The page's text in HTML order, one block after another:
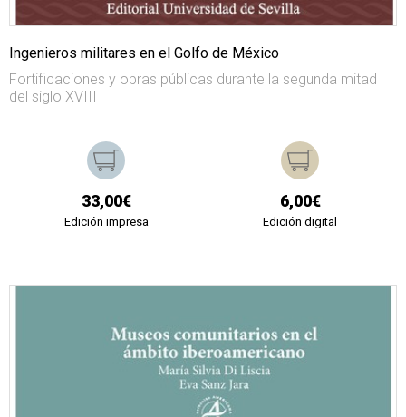
Ingenieros militares en el Golfo de México
Fortificaciones y obras públicas durante la segunda mitad
del siglo XVIII
33,00€
Edición impresa
6,00€
Edición digital